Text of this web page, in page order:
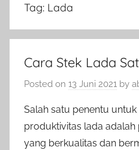
Tag: Lada
Cara Stek Lada
Posted on 13 Juni 2021 by
Salah satu penentu
produktivitas lada adalah
yang berkualitas dan